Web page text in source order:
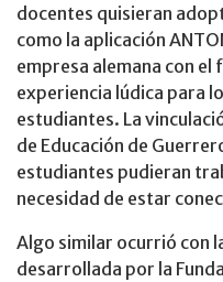
docentes quisieran
como la aplicación
empresa alemana con el
experiencia lúdica para
estudiantes. La
de Educación de
estudiantes pudieran
necesidad de estar
Algo similar ocurrió con
desarrollada por la